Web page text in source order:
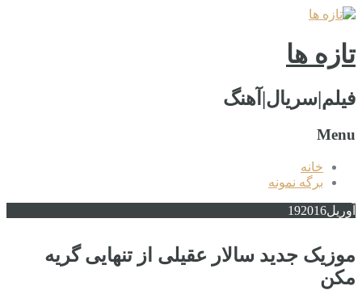
تازه ها
فیلم|سریال|آهنگ
Menu
خانه
برگه نمونه
آوریل 192016
موزیک جدید سالار عقیلی از تنهایی گریه
مکن